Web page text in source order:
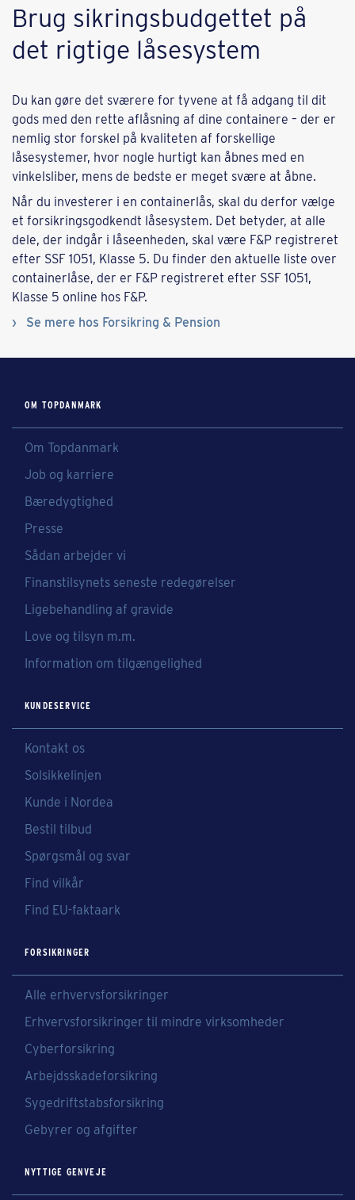
Brug sikringsbudgettet på
det rigtige låsesystem
Du kan gøre det sværere for tyvene at få adgang til dit
gods med den rette aflåsning af dine containere – der er
nemlig stor forskel på kvaliteten af forskellige
låsesystemer, hvor nogle hurtigt kan åbnes med en
vinkelsliber, mens de bedste er meget svære at åbne.
Når du investerer i en containerlås, skal du derfor vælge
et forsikringsgodkendt låsesystem. Det betyder, at alle
dele, der indgår i låseenheden, skal være F&P registreret
efter SSF 1051, Klasse 5. Du finder den aktuelle liste over
containerlåse, der er F&P registreret efter SSF 1051,
Klasse 5 online hos F&P.
Se mere hos Forsikring & Pension
OM TOPDANMARK
Om Topdanmark
Job og karriere
Bæredygtighed
Presse
Sådan arbejder vi
Finanstilsynets seneste redegørelser
Ligebehandling af gravide
Love og tilsyn m.m.
Information om tilgængelighed
KUNDESERVICE
Kontakt os
Solsikkelinjen
Kunde i Nordea
Bestil tilbud
Spørgsmål og svar
Find vilkår
Find EU-faktaark
FORSIKRINGER
Alle erhvervsforsikringer
Erhvervsforsikringer til mindre virksomheder
Cyberforsikring
Arbejdsskadeforsikring
Sygedriftstabsforsikring
Gebyrer og afgifter
NYTTIGE GENVEJE